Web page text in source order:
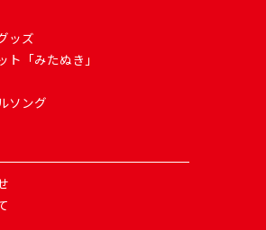
ッズ
ト「みたぬき」
ソング